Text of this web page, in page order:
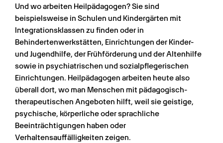
Und wo arbeiten Heilpädagogen? Sie sind
beispielsweise in Schulen und Kindergärten mit
Integrationsklassen zu finden oder in
Behindertenwerkstätten, Einrichtungen der Kinder-
und Jugendhilfe, der Frühförderung und der Altenhilfe
sowie in psychiatrischen und sozialpflegerischen
Einrichtungen. Heilpädagogen arbeiten heute also
überall dort, wo man Menschen mit pädagogisch-
therapeutischen Angeboten hilft, weil sie geistige,
psychische, körperliche oder sprachliche
Beeinträchtigungen haben oder
Verhaltensauffälligkeiten zeigen.